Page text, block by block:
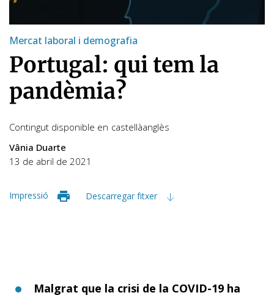
Mercat laboral i demografia
Portugal: qui tem la
pandèmia?
Contingut disponible en castellàanglès
Vânia Duarte
13 de abril de 2021
Impressió Descarregar fitxer
Malgrat que la crisi de la COVID-19 ha